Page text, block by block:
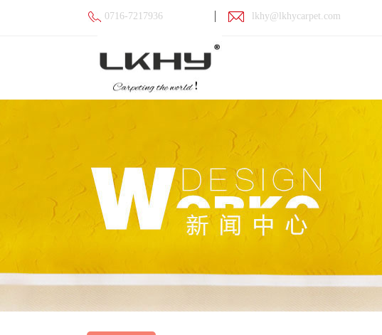
0716-7217936 lkhy@lkhycarpet.com